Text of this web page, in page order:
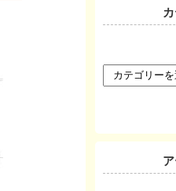
テ
ゴ